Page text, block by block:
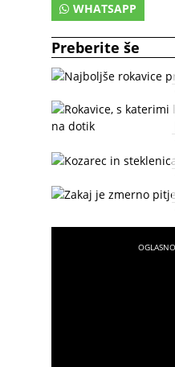
WHATSAPP
Preberite še